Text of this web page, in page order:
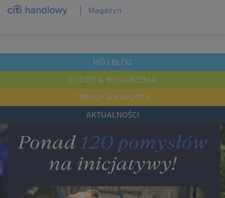
Magazyn
MÓJ BLOG
LUDZIE & WYDARZENIA
TRENDY & RAPORTY
AKTUALNOŚCI